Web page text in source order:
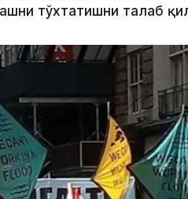
тўхтатишни талаб